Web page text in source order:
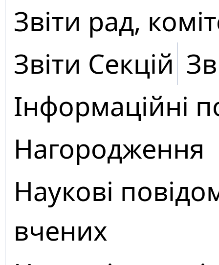
Звіти рад,
Звіти Секцій
Інформаційні
Нагородження
Наукові
вчених